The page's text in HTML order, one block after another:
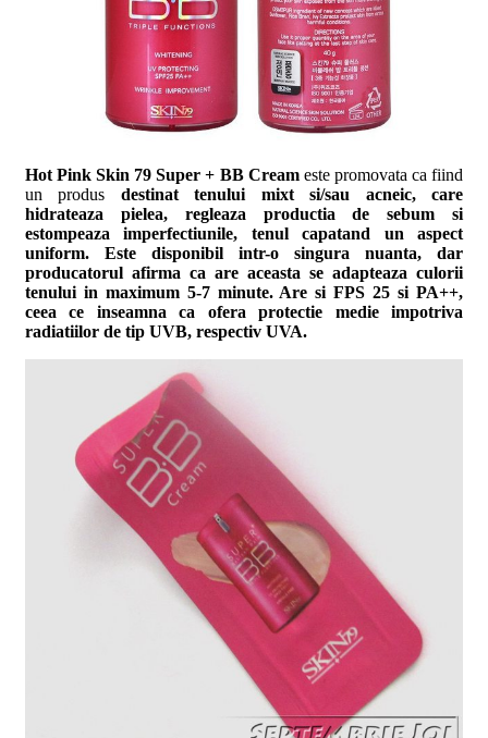
Hot Pink Skin 79 Super + BB Cream este promovata ca fiind
un produs destinat tenului mixt si/sau acneic, care
hidrateaza pielea, regleaza productia de sebum si
estompeaza imperfectiunile, tenul capatand un aspect
uniform. Este disponibil intr-o singura nuanta, dar
producatorul afirma ca are aceasta se adapteaza culorii
tenului in maximum 5-7 minute. Are si FPS 25 si PA++,
ceea ce inseamna ca ofera protectie medie impotriva
radiatiilor de tip UVB, respectiv UVA.